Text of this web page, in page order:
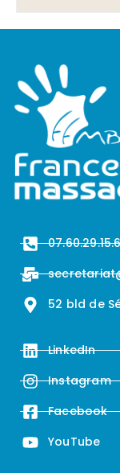
52 bld de
LinkedIn
Instagram
Facebook
YouTube